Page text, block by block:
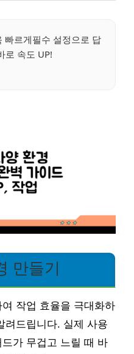
빠르게필수 설정으로 답
로 속도 UP!
만들기
작업 효율을 극대화하
려드립니다. 실제 사용
가 무겁고 느릴 때 바